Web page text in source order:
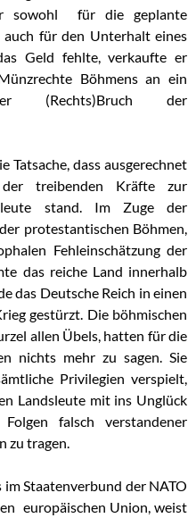
sowohl für die geplante
auch für den Unterhalt eines
Geld fehlte, verkaufte er
Böhmens an ein
(Rechts)Bruch der
Tatsache, dass ausgerechnet
treibenden Kräfte zur
stand. Im Zuge der
protestantischen Böhmen,
Fehleinschätzung der
das reiche Land innerhalb
das Deutsche Reich in einen
gestürzt. Die böhmischen
allen Übels, hatten für die
nichts mehr zu sagen. Sie
Privilegien verspielt,
Landsleute mit ins Unglück
falsch verstandener
zu tragen.
Staatenverbund der NATO
europäischen Union, weist